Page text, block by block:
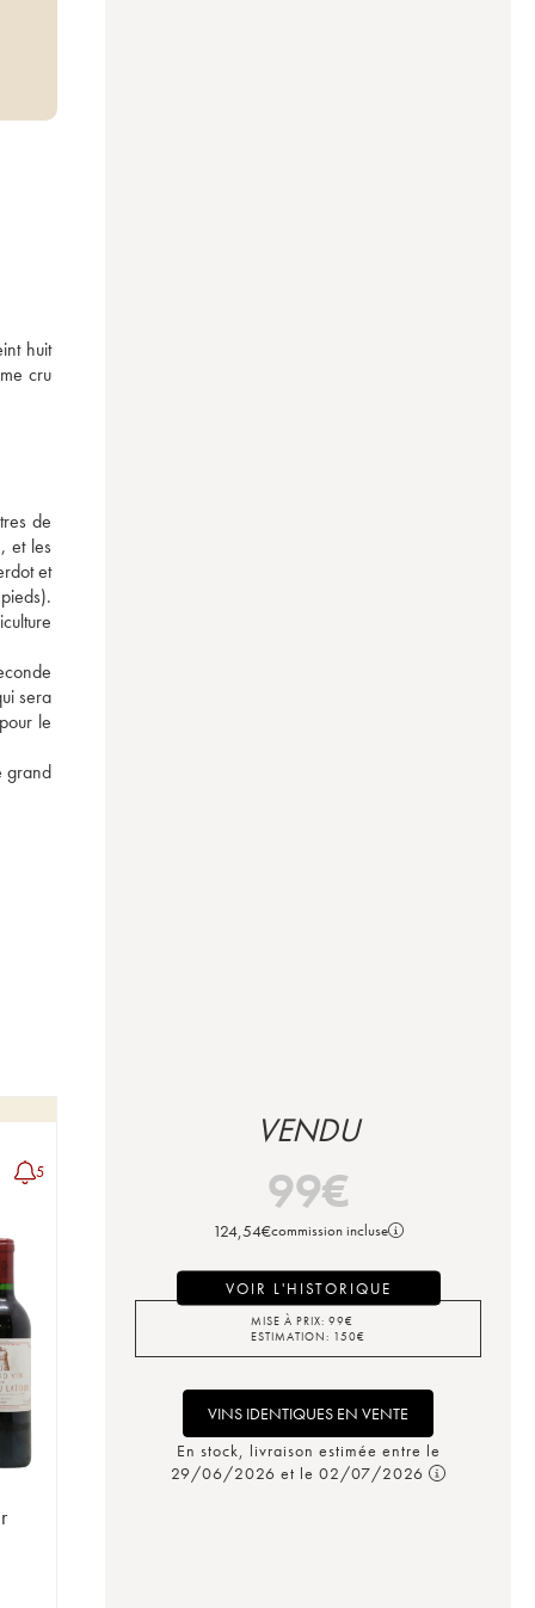
huit
cru
de
et les
et
sera
le
grand
5
VENDU
99€
124,54€commission incluse
VOIR L'HISTORIQUE
MISE À PRIX: 99€
ESTIMATION: 150€
VINS IDENTIQUES EN VENTE
En stock, livraison estimée entre le
29/06/2026 et le 02/07/2026